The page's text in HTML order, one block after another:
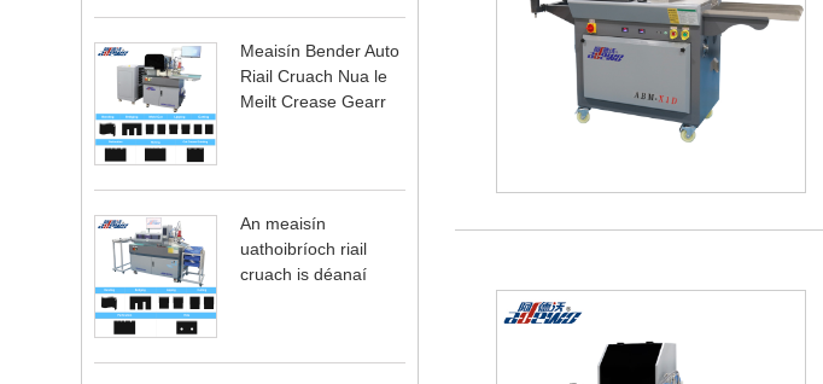
Meaisín Bender Auto
Riail Cruach Nua le
Meilt Crease Gearr
An meaisín
uathoibríoch riail
cruach is déanaí